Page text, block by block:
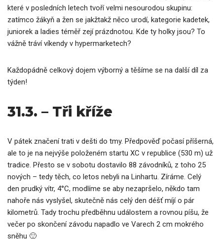
které v posledních letech tvoří velmi nesourodou skupinu:
zatímco žákyň a žen se jakžtakž něco urodí, kategorie kadetek,
juniorek a ladies téměř zejí prázdnotou. Kde ty holky jsou? To
vážně tráví víkendy v hypermarketech?
Každopádně celkový dojem výborný a těšíme se na další díl za
týden!
31.3. – Tři kříže
V pátek značení trati v dešti do tmy. Předpověď počasí příšerná,
ale to je na nejvýše položeném startu XC v republice (530 m) už
tradice. Přesto se v sobotu dostavilo 88 závodníků, z toho 25
nových – tedy těch, co letos nebyli na Linhartu. Zíráme. Celý
den prudký vítr, 4°C, modlíme se aby nezapršelo, někdo tam
nahoře nás vyslyšel, skutečně nás celý den déšť míjí o pár
kilometrů. Tady trochu předběhnu událostem a rovnou píšu, že
večer po skončení závodu napadlo ve Varech 2 cm mokrého
sněhu 🙂